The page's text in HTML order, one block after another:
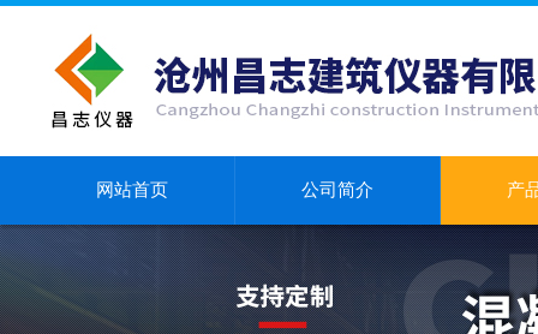
网站首页 公司简介 产